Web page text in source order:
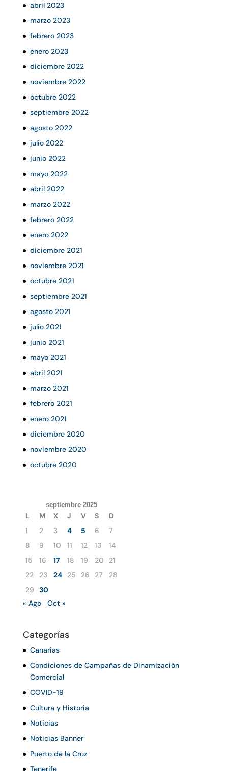
abril 2023
marzo 2023
febrero 2023
enero 2023
diciembre 2022
noviembre 2022
octubre 2022
septiembre 2022
agosto 2022
julio 2022
junio 2022
mayo 2022
abril 2022
marzo 2022
febrero 2022
enero 2022
diciembre 2021
noviembre 2021
octubre 2021
septiembre 2021
agosto 2021
julio 2021
junio 2021
mayo 2021
abril 2021
marzo 2021
febrero 2021
enero 2021
diciembre 2020
noviembre 2020
octubre 2020
septiembre 2025
L M X J V S
D
1
2 3 4 5 6
7
8
9 10 11 12 13
14
15
16 17 18 19 20
21
22
23 24 25 26 27
28
29
30
« Ago
Oct »
Categorías
Canarias
Condiciones de Campañas de Dinamización
Comercial
COVID-19
Cultura y Historia
Noticias
Noticias Banner
Puerto de la Cruz
Tenerife